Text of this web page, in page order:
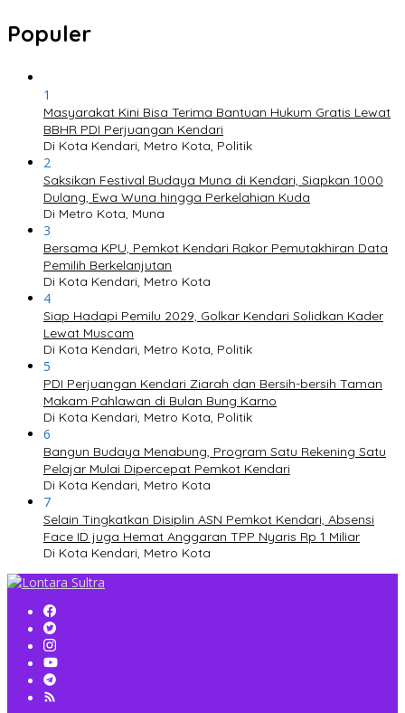
Populer
1
Masyarakat Kini Bisa Terima Bantuan Hukum Gratis Lewat
BBHR PDI Perjuangan Kendari
Di Kota Kendari, Metro Kota, Politik
2
Saksikan Festival Budaya Muna di Kendari, Siapkan 1000
Dulang, Ewa Wuna hingga Perkelahian Kuda
Di Metro Kota, Muna
3
Bersama KPU, Pemkot Kendari Rakor Pemutakhiran Data
Pemilih Berkelanjutan
Di Kota Kendari, Metro Kota
4
Siap Hadapi Pemilu 2029, Golkar Kendari Solidkan Kader
Lewat Muscam
Di Kota Kendari, Metro Kota, Politik
5
PDI Perjuangan Kendari Ziarah dan Bersih-bersih Taman
Makam Pahlawan di Bulan Bung Karno
Di Kota Kendari, Metro Kota, Politik
6
Bangun Budaya Menabung, Program Satu Rekening Satu
Pelajar Mulai Dipercepat Pemkot Kendari
Di Kota Kendari, Metro Kota
7
Selain Tingkatkan Disiplin ASN Pemkot Kendari, Absensi
Face ID juga Hemat Anggaran TPP Nyaris Rp 1 Miliar
Di Kota Kendari, Metro Kota